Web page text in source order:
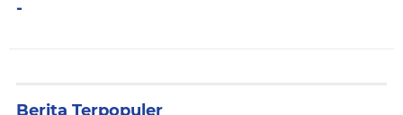
-
Berita Terpopuler